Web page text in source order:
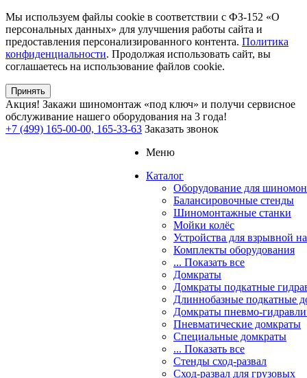
Мы используем файлы cookie в соответствии с ФЗ-152 «О
персональных данных» для улучшения работы сайта и
предоставления персонализированного контента. Политика
конфиденциальности. Продолжая использовать сайт, вы
соглашаетесь на использование файлов cookie.
Принять
Акция! Закажи шиномонтаж «под ключ» и получи сервисное
обслуживание нашего оборудования на 3 года!
+7 (499) 165-00-00, 165-33-63 Заказать звонок
Меню
Каталог
Оборудование для
Балансировочные стенды
Шиномонтажные станки
Мойки колёс
Устройства для взрывной
Комплекты оборудования
... Показать все
Домкраты
Домкраты подкатные
Длиннобазные подкатные
Домкраты пневмо-
Пневматические домкраты
Специальные домкраты
... Показать все
Стенды сход-развал
Сход-развал для грузовых